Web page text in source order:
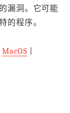
漏洞。它可能
的程序。
MacOS